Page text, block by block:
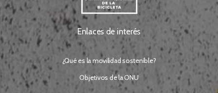
Enlaces de interés
¿Qué es la movilidad sostenible?
Objetivos de la ONU